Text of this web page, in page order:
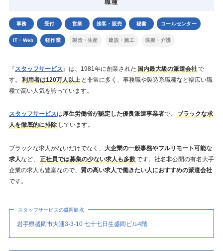
職種
事務 受付 営業 接客・販売 秘書 コールセンター
IT・Web 軽作業 製造・生産 建設・施工 医療・介護
『 スタッフサービス 』は、1981年に創業された 国内最大級の派遣会社で
す。
利用者は120万人以上 と非常に多く、事務職や製造系職種など幅広い職
種で高い人気を誇っています。
スタッフサービスは厚生労働省が認定した優良派遣事業者で、
ブラックな求
人を徹底的に排除しています。
ブラックな求人がないだけでなく、 大企業の一般事務やフルリモート可能な
求人など、 正社員では募集の少ない求人も多数です。社名非公開の有名大手
企業の求人も豊富なので、 質の高い求人で働きたい人におすすめの派遣会社
です。
スタッフサービスの盛岡拠点
岩手県盛岡市大通3-3-10 七十七日生盛岡ビル4階